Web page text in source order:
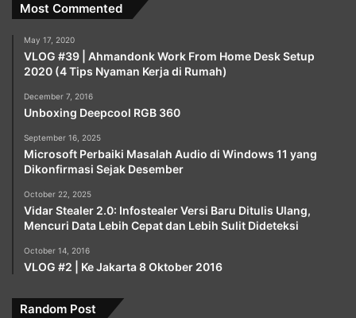
Most Commented
May 17, 2020
VLOG #39 | Ahmandonk Work From Home Desk Setup
2020 (4 Tips Nyaman Kerja di Rumah)
December 7, 2016
Unboxing Deepcool RGB 360
September 16, 2025
Microsoft Perbaiki Masalah Audio di Windows 11 yang
Dikonfirmasi Sejak Desember
October 22, 2025
Vidar Stealer 2.0: Infostealer Versi Baru Ditulis Ulang,
Mencuri Data Lebih Cepat dan Lebih Sulit Dideteksi
October 14, 2016
VLOG #2 | Ke Jakarta 8 Oktober 2016
Random Post